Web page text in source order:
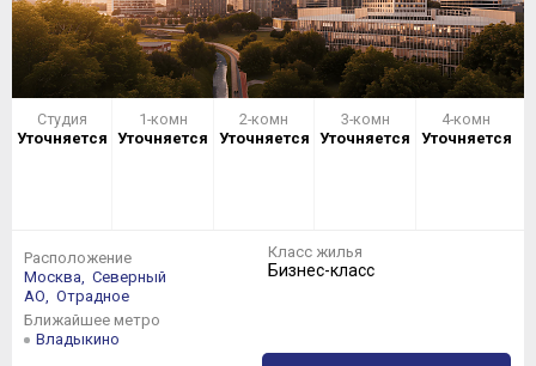
Студия
Уточняется
1-комн
Уточняется
2-комн
Уточняется
3-комн
Уточняется
4-комн
Уточняется
Расположение
Москва, Северный
АО, Отрадное
Ближайшее метро
Владыкино
Класс жилья
Бизнес-класс